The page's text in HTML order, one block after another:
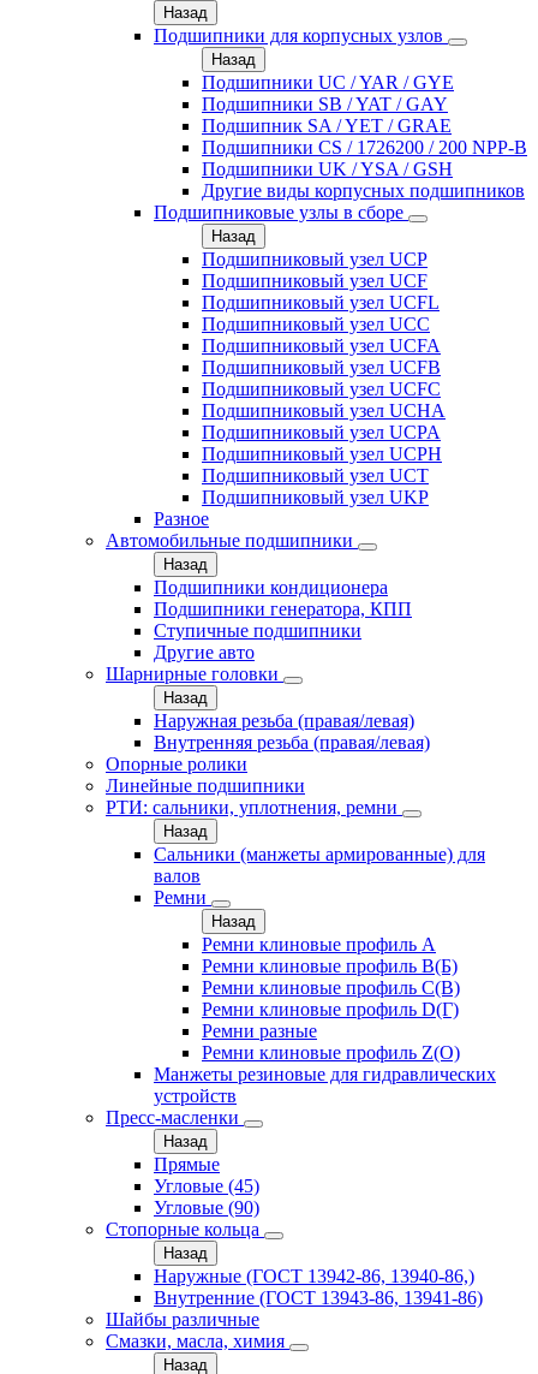
Назад
Подшипники для корпусных узлов
Назад
Подшипники UC / YAR / GYE
Подшипники SB / YAT / GAY
Подшипник SA / YET / GRAE
Подшипники CS / 1726200 / 200 NPP-B
Подшипники UK / YSA / GSH
Другие виды корпусных подшипников
Подшипниковые узлы в сборе
Назад
Подшипниковый узел UCP
Подшипниковый узел UCF
Подшипниковый узел UCFL
Подшипниковый узел UCC
Подшипниковый узел UCFA
Подшипниковый узел UCFB
Подшипниковый узел UCFC
Подшипниковый узел UCHA
Подшипниковый узел UCPA
Подшипниковый узел UCPH
Подшипниковый узел UCT
Подшипниковый узел UKP
Разное
Автомобильные подшипники
Назад
Подшипники кондиционера
Подшипники генератора, КПП
Ступичные подшипники
Другие авто
Шарнирные головки
Назад
Наружная резьба (правая/левая)
Внутренняя резьба (правая/левая)
Опорные ролики
Линейные подшипники
РТИ: сальники, уплотнения, ремни
Назад
Сальники (манжеты армированные) для
валов
Ремни
Назад
Ремни клиновые профиль A
Ремни клиновые профиль B(Б)
Ремни клиновые профиль C(В)
Ремни клиновые профиль D(Г)
Ремни разные
Ремни клиновые профиль Z(О)
Манжеты резиновые для гидравлических
устройств
Пресс-масленки
Назад
Прямые
Угловые (45)
Угловые (90)
Стопорные кольца
Назад
Наружные (ГОСТ 13942-86, 13940-86,)
Внутренние (ГОСТ 13943-86, 13941-86)
Шайбы различные
Смазки, масла, химия
Назад